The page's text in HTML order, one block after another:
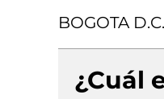
BOGOTA D.C.
¿Cuál